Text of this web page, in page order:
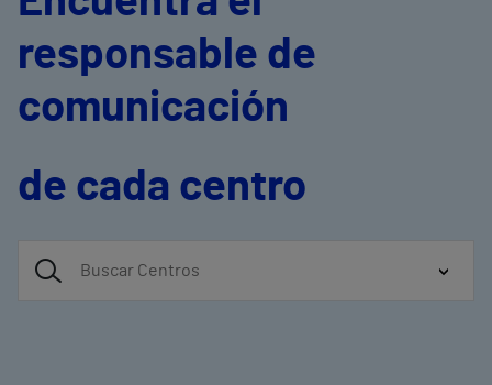
responsable de
comunicación
de cada centro